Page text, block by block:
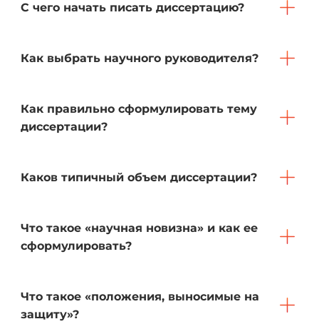
С чего начать писать диссертацию?
Как выбрать научного руководителя?
Как правильно сформулировать тему
диссертации?
Каков типичный объем диссертации?
Что такое «научная новизна» и как ее
сформулировать?
Что такое «положения, выносимые на
защиту»?